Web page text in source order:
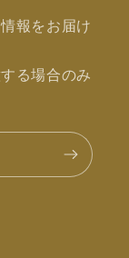
報をお届け
る場合のみ